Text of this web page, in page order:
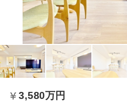
3,580万円